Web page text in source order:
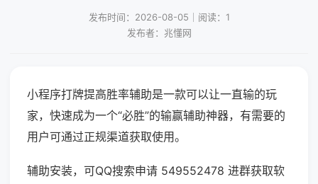
发布时间：2026-08-05｜阅读：1
发布者：兆懂网
小程序打牌提高胜率辅助是一款可以让一直输的玩
家，快速成为一个“必胜”的输赢辅助神器，有需要的
用户可通过正规渠道获取使用。
辅助安装，可QQ搜索申请 549552478 进群获取软